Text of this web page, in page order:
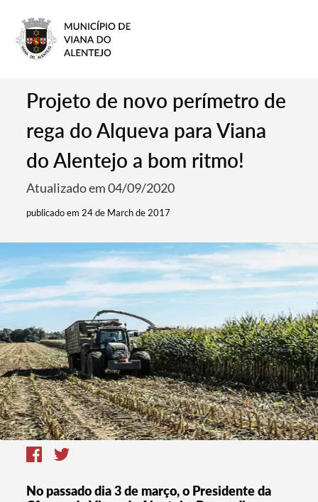
Projeto de novo perímetro de
rega do Alqueva para Viana
do Alentejo a bom ritmo!
Atualizado em 04/09/2020
publicado em 24 de March de 2017
No passado dia 3 de março, o Presidente da